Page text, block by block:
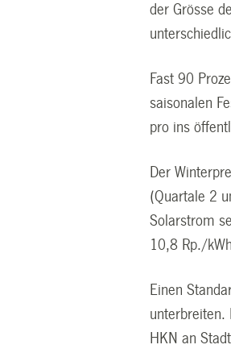
der Grösse
Fast 90
saisonalen
pro ins
Der
(Quartale 2
Solarstrom
10,8 Rp./
Einen
unterbreiten.
HKN an